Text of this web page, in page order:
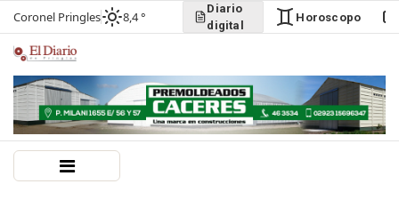
Coronel Pringles 8,4 °
Diario
digital
Horoscopo